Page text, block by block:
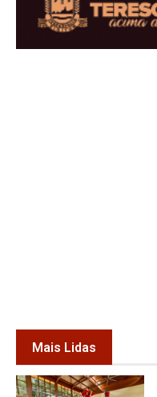
Mais Lidas